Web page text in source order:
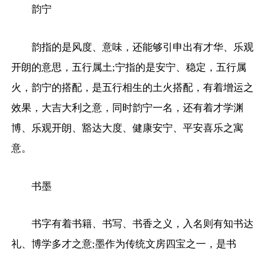
韵宁
韵指的是风度、意味，还能够引申出有才华、乐观
开朗的意思，五行属土;宁指的是安宁、稳定，五行属
火，韵宁的搭配，是五行相生的土火搭配，有着增运之
效果，大吉大利之意，同时韵宁一名，还有着才学渊
博、乐观开朗、豁达大度、健康安宁、平安喜乐之寓
意。
书墨
书字有着书籍、书写、书香之义，入名则有知书达
礼、博学多才之意;墨作为传统文房四宝之一，是书